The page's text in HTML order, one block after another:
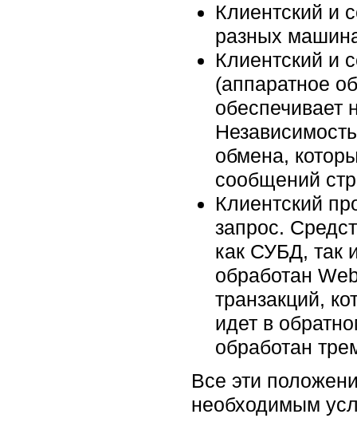
Клиентский и
разных
Клиентский и
(аппаратное
обеспечивает
обмена,
сообщений
Клиентский
запрос.
как СУБД, так
обработан
транзакций,
идет в
обработан
Все эти
необходимым